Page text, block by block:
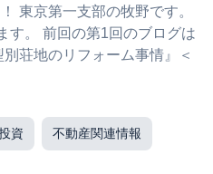
ログは
資 不動産関連情報